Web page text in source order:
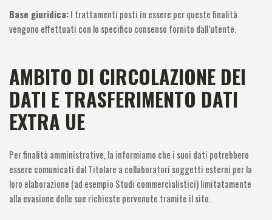
Base giuridica:I trattamenti posti in essere per queste finalità
vengono effettuati con lo specifico consenso fornito dall’utente.
AMBITO DI CIRCOLAZIONE DEI
DATI E TRASFERIMENTO DATI
EXTRA UE
Per finalità amministrative, la informiamo che i suoi dati potrebbero
essere comunicati dal Titolare a collaboratori soggetti esterni per la
loro elaborazione (ad esempio Studi commercialistici) limitatamente
alla evasione delle sue richieste pervenute tramite il sito.